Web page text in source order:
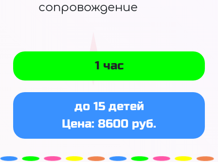
сопровождение
1 час
до 15 детей
Цена: 8600 руб.